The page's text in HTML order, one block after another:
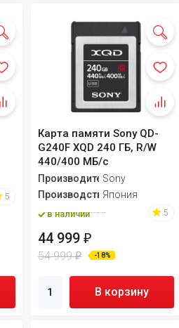
5
Карта памяти Sony QD-
G240F XQD 240 ГБ, R/W
440/400 МБ/с
ПроизводительSony
ПроизводствоЯпония
в наличии 5
44 999₽
54 999₽ -18%
В корзину